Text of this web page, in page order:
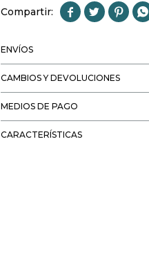
   
ENVÍOS
CAMBIOS Y DEVOLUCIONES
MEDIOS DE PAGO
CARACTERÍSTICAS